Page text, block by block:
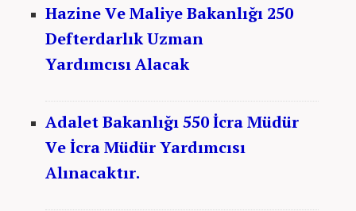
Hazine Ve Maliye Bakanlığı 250
Defterdarlık Uzman
Yardımcısı Alacak
Adalet Bakanlığı 550 İcra Müdür
Ve İcra Müdür Yardımcısı
Alınacaktır.